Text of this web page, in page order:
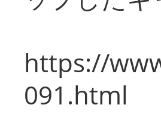
https://
091.html